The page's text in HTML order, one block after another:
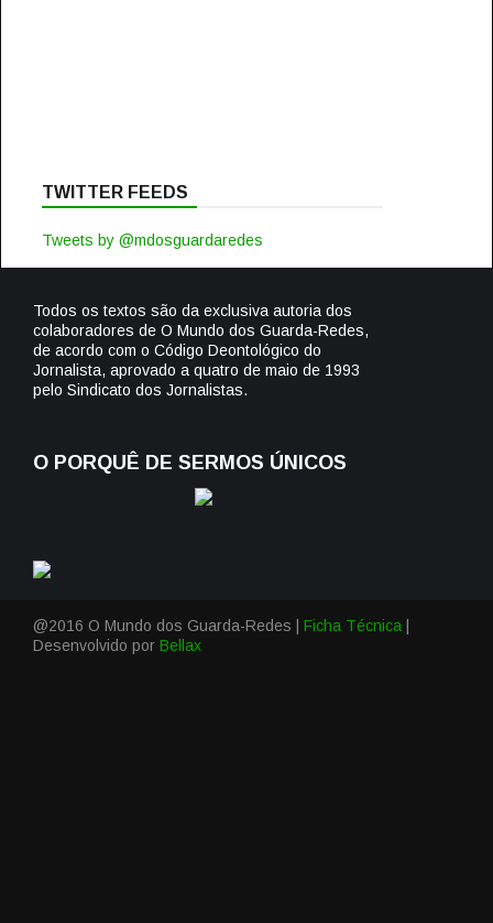
TWITTER FEEDS
Tweets by @mdosguardaredes
Todos os textos são da exclusiva autoria dos
colaboradores de O Mundo dos Guarda-Redes,
de acordo com o Código Deontológico do
Jornalista, aprovado a quatro de maio de 1993
pelo Sindicato dos Jornalistas.
O PORQUÊ DE SERMOS ÚNICOS
@2016 O Mundo dos Guarda-Redes | Ficha Técnica
Desenvolvido por Bellax